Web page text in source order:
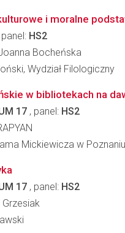
i moralne
panel: HS2
Bocheńska
Wydział Filologiczny
w bibliotekach na
17 , panel: HS2
Mickiewicza w
17 , panel: HS2